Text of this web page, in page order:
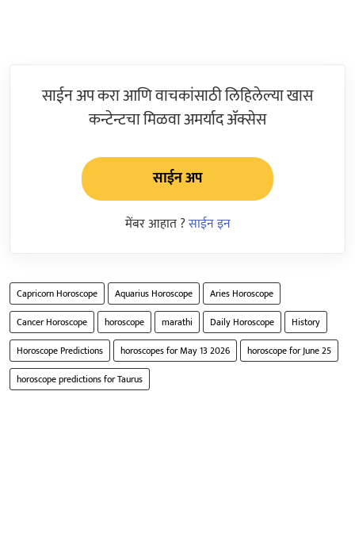
साईन अप करा आणि वाचकांसाठी लिहिलेल्या खास
कन्टेन्टचा मिळवा अमर्याद ॲक्सेस
साईन अप
मेंबर आहात ?साईन इन
Capricorn Horoscope Aquarius Horoscope
Aries Horoscope
Cancer Horoscope
horoscope marathi Daily Horoscope
History
Horoscope Predictions
horoscopes for May 13 2026
horoscope for June 25
horoscope predictions for Taurus